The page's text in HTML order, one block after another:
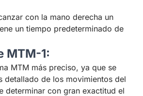
con la mano derecha un
un tiempo predeterminado de
MTM-1:
MTM más preciso, ya que se
detallado de los movimientos del
determinar con gran exactitud el